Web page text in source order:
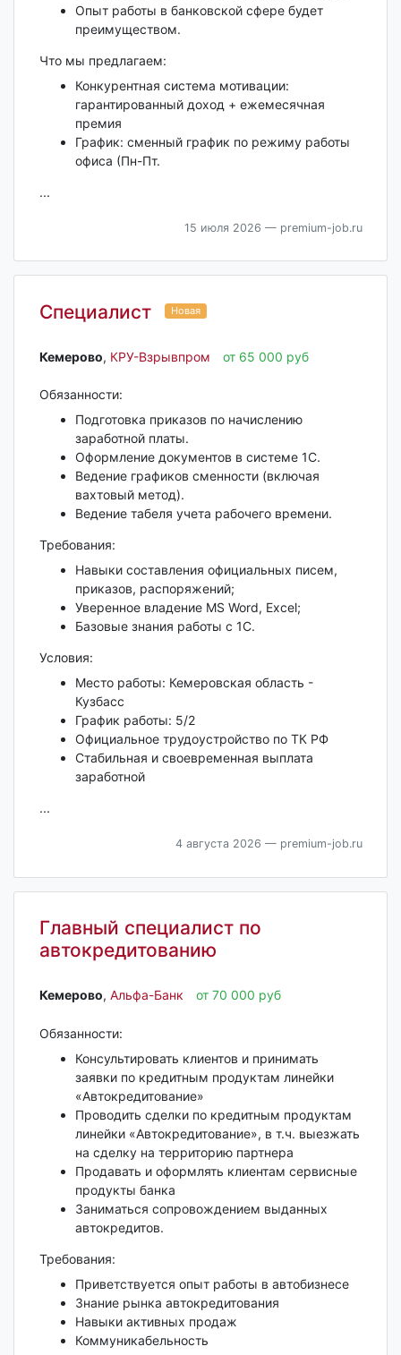
Опыт работы в банковской сфере будет
преимуществом.
Что мы предлагаем:
Конкурентная система мотивации:
гарантированный доход + ежемесячная
премия
График: сменный график по режиму работы
офиса (Пн-Пт.
...
15 июля 2026 — premium-job.ru
Специалист Новая
Кемерово‎, КРУ-Взрывпром от 65 000 руб
Обязанности:
Подготовка приказов по начислению
заработной платы.
Оформление документов в системе 1С.
Ведение графиков сменности (включая
вахтовый метод).
Ведение табеля учета рабочего времени.
Требования:
Навыки составления официальных писем,
приказов, распоряжений;
Уверенное владение MS Word, Excel;
Базовые знания работы с 1С.
Условия:
Место работы: Кемеровская область -
Кузбасс
График работы: 5/2
Официальное трудоустройство по ТК РФ
Стабильная и своевременная выплата
заработной
...
4 августа 2026 — premium-job.ru
Главный специалист по
автокредитованию
Кемерово‎, Альфа-Банк от 70 000 руб
Обязанности:
Консультировать клиентов и принимать
заявки по кредитным продуктам линейки
«Автокредитование»
Проводить сделки по кредитным продуктам
линейки «Автокредитование», в т.ч. выезжать
на сделку на территорию партнера
Продавать и оформлять клиентам сервисные
продукты банка
Заниматься сопровождением выданных
автокредитов.
Требования:
Приветствуется опыт работы в автобизнесе
Знание рынка автокредитования
Навыки активных продаж
Коммуникабельность